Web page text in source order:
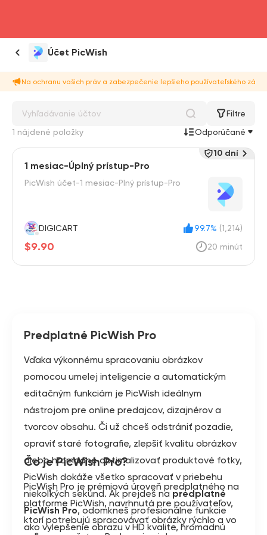
Účet PicWish
Na ochranu vašich práv a zabezpečenie lepšieho používateľského
Filtre
1 nájdené položky
Odporúčané
1 mesiac-Úplný prístup-Pro
PicWish účet-1 mesiac-Plný prístup-Pro
DIGICART 99.7% (1,214)
$9.90 20 minút
10 dní
Predplatné PicWish Pro
Vďaka výkonnému spracovaniu obrázkov
pomocou umelej inteligencie a automatickým
editačným funkciám je PicWish ideálnym
nástrojom pre online predajcov, dizajnérov a
tvorcov obsahu. Či už chceš odstrániť pozadie,
opraviť staré fotografie, zlepšiť kvalitu obrázkov
alebo hromadne optimalizovať produktové fotky,
PicWish dokáže všetko spracovať v priebehu
niekoľkých sekúnd. Ak prejdeš napredplatné
PicWish Pro, odomkneš profesionálne funkcie
ako vylepšenie obrazu v HD kvalite, hromadnú
Čo je PicWish Pro?
PicWish Pro je prémiová úroveň predplatného na
platforme PicWish, navrhnutá pre používateľov,
ktorí potrebujú spracovávať obrázky rýchlo a vo